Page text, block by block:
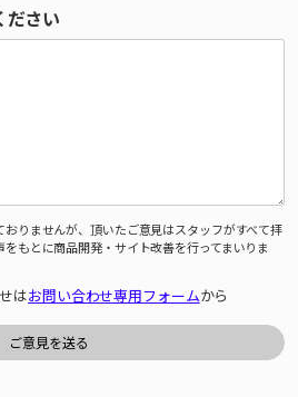
ださい
おりませんが、頂いたご意見はスタッフがすべて拝
もとに商品開発・サイト改善を行ってまいりま
はお問い合わせ専用フォームから